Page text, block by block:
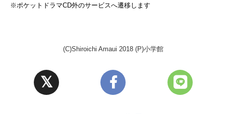
※ポケットドラマCD外のサービスへ遷移します
(C)Shiroichi Amaui 2018 (P)小学館